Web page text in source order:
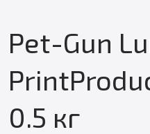
Pet-Gun
0.5 кг